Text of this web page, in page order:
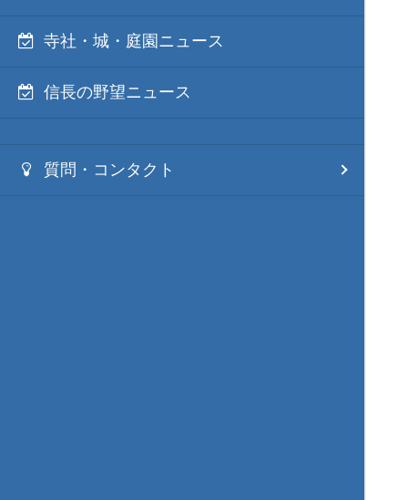
寺社・城・庭園ニュース
信長の野望ニュース
質問・コンタクト